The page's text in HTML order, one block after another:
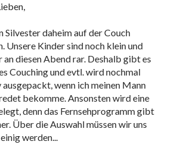
Silvester daheim auf der Couch
Unsere Kinder sind noch klein und
diesen Abend rar. Deshalb gibt es
Couching und evtl. wird nochmal
wenn ich meinen Mann
bekomme. Ansonsten wird eine
denn das Fernsehprogramm gibt
Über die Auswahl müssen wir uns
werden...